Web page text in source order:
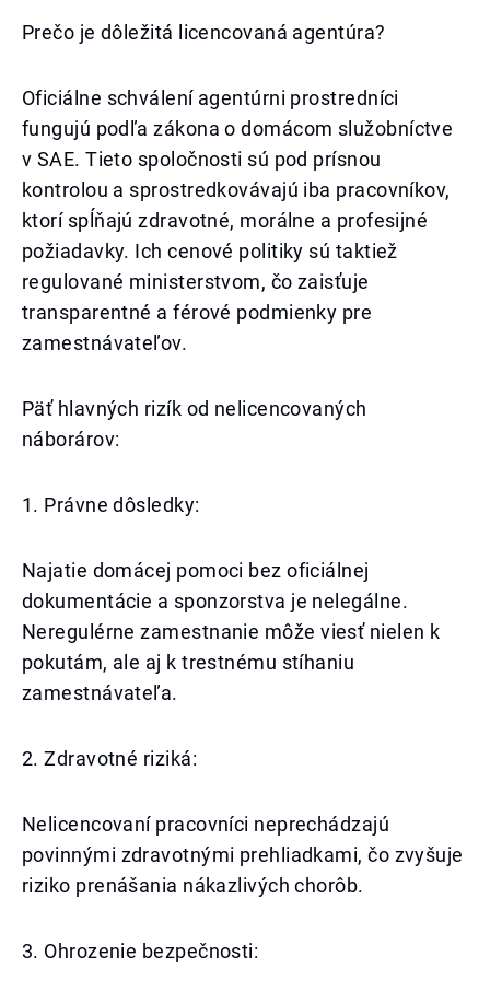
Prečo je dôležitá licencovaná agentúra?
Oficiálne schválení agentúrni prostredníci
fungujú podľa zákona o domácom služobníctve
v SAE. Tieto spoločnosti sú pod prísnou
kontrolou a sprostredkovávajú iba pracovníkov,
ktorí spĺňajú zdravotné, morálne a profesijné
požiadavky. Ich cenové politiky sú taktiež
regulované ministerstvom, čo zaisťuje
transparentné a férové podmienky pre
zamestnávateľov.
Päť hlavných rizík od nelicencovaných
náborárov:
1. Právne dôsledky:
Najatie domácej pomoci bez oficiálnej
dokumentácie a sponzorstva je nelegálne.
Neregulérne zamestnanie môže viesť nielen k
pokutám, ale aj k trestnému stíhaniu
zamestnávateľa.
2. Zdravotné riziká:
Nelicencovaní pracovníci neprechádzajú
povinnými zdravotnými prehliadkami, čo zvyšuje
riziko prenášania nákazlivých chorôb.
3. Ohrozenie bezpečnosti: